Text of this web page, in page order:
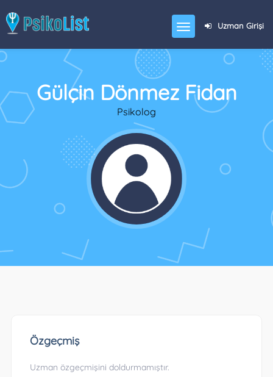
Uzman Girişi
Gülçin Dönmez Fidan
Psikolog
Özgeçmiş
Uzman özgeçmişini doldurmamıştır.